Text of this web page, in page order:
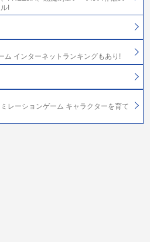
!
ム インターネットランキングもあり!
レーションゲーム キャラクターを育て